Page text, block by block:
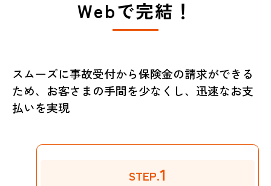
Webで完結！
スムーズに事故受付から保険金の請求ができる
ため、お客さまの手間を少なくし、迅速なお支
払いを実現
STEP.1